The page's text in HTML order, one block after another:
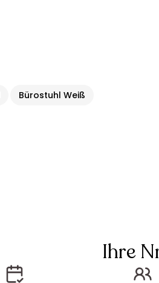
Bürostuhl Weiß
Ihre